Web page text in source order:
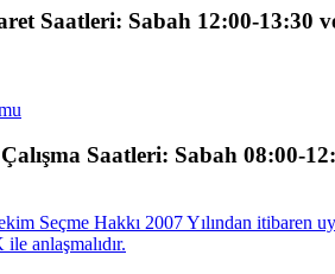
Saatleri: Sabah 12:00-13:30
Saatleri: Sabah 08:00-
Seçme Hakkı 2007 Yılından itibaren
anlaşmalıdır.